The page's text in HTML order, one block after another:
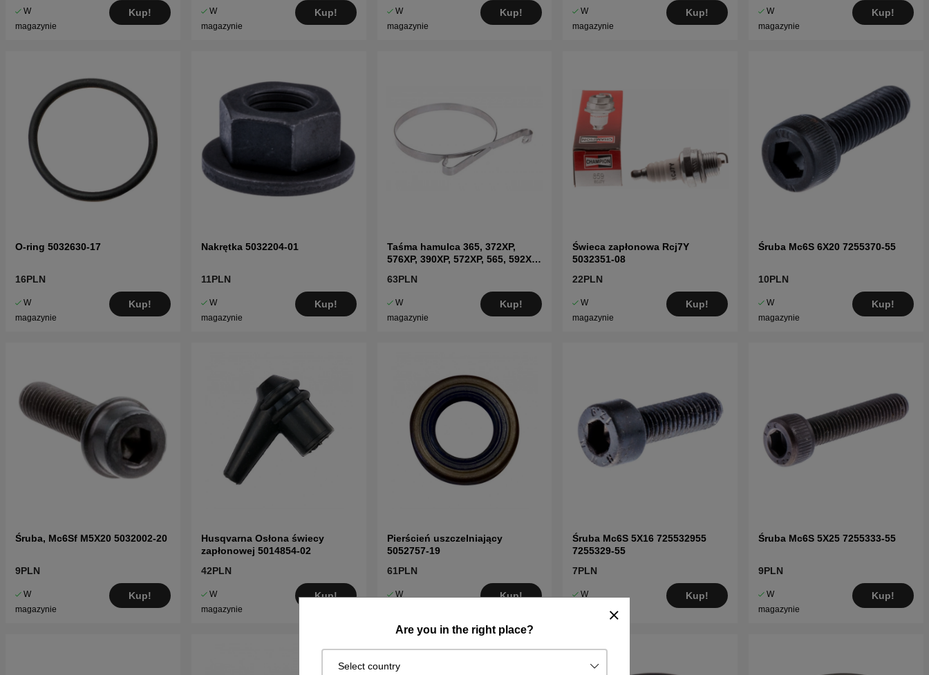
Are you in the right place?
Select country
W
magazynie
Kup!
W
magazynie
Kup!
W
magazynie
Kup!
W
magazynie
Kup!
W
magazynie
Kup!
O-ring 5032630-17
16PLN
W
magazynie
Kup!
Nakrętka 5032204-01
11PLN
W
magazynie
Kup!
Taśma hamulca 365, 372XP,
576XP, 390XP, 572XP, 565, 592XP,
63PLN
W
magazynie
Kup!
Świeca zapłonowa Rcj7Y
5032351-08
22PLN
W
magazynie
Kup!
Śruba Mc6S 6X20 7255370-55
10PLN
W
magazynie
Kup!
Śruba, Mc6Sf M5X20 5032002-20
9PLN
W
magazynie
Kup!
Husqvarna Osłona świecy
zapłonowej 5014854-02
42PLN
W
magazynie
Kup!
Pierścień uszczelniający
5052757-19
61PLN
W
Kup!
Śruba Mc6S 5X16 725532955
7255329-55
7PLN
W
magazynie
Kup!
Śruba Mc6S 5X25 7255333-55
9PLN
W
magazynie
Kup!